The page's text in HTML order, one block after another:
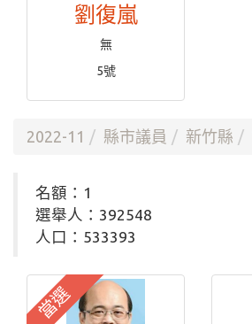
劉復嵐
無
5號
2022-11 縣市議員 新竹縣
名額：1
選舉人：392548
人口：533393
當選